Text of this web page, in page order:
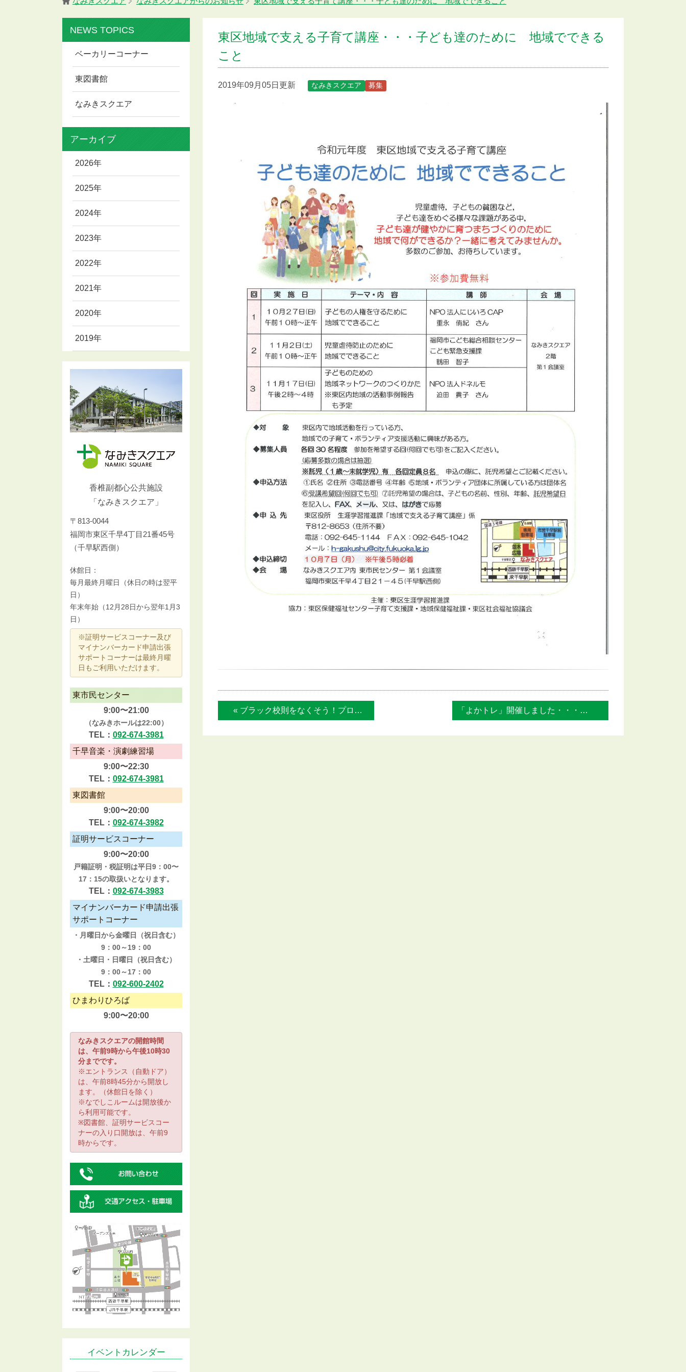
東区地域で支える子育て講座・・・子ども達のために 地域でできる
こと
2019年09月05日更新 なみきスクエア 募集
« ブラック校則をなくそう！プロジェクト・・... 「よかトレ」開催しました・・・次回は10... »
NEWS TOPICS
ベーカリーコーナー
東図書館
なみきスクエア
アーカイブ
2026年
2025年
2024年
2023年
2022年
2021年
2020年
2019年
香椎副都心公共施設
「なみきスクエア」
〒813-0044
福岡市東区千早4丁目21番45号
（千早駅西側）
休館日：
毎月最終月曜日（休日の時は翌平
日）
年末年始（12月28日から翌年1月3
日）
※証明サービスコーナー及び
マイナンバーカード申請出張
サポートコーナーは最終月曜
日もご利用いただけます。
東市民センター
9:00〜21:00
（なみきホールは22:00）
TEL： 092-674-3981
千早音楽・演劇練習場
9:00〜22:30
TEL： 092-674-3981
東図書館
9:00〜20:00
TEL： 092-674-3982
証明サービスコーナー
9:00〜20:00
戸籍証明・税証明は平日9：00〜
17：15の取扱いとなります。
TEL： 092-674-3983
マイナンバーカード申請出張
サポートコーナー
・月曜日から金曜日（祝日含む）
9：00～19：00
・土曜日・日曜日（祝日含む）
9：00～17：00
TEL： 092-600-2402
ひまわりひろば
9:00〜20:00
なみきスクエアの開館時間
は、午前9時から午後10時30
分までです。
※エントランス（自動ドア）
は、午前8時45分から開放し
ます。（休館日を除く）
※なでしこルームは開放後か
ら利用可能です。
※図書館、証明サービスコー
ナーの入り口開放は、午前9
時からです。
イベントカレンダー